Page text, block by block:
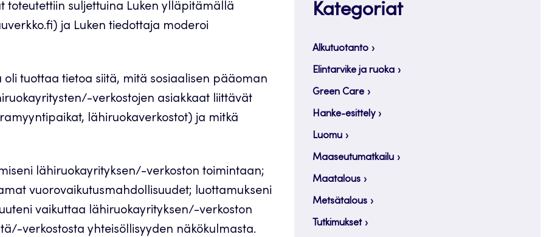
toteutettiin suljettuina Luken ylläpitämällä
ja Luken tiedottaja moderoi
tuottaa tietoa siitä, mitä sosiaalisen pääoman
verkostojen asiakkaat liittävät
lähiruokaverkostot) ja mitkä
lähiruokayrityksen/-verkoston toimintaan;
vuorovaikutusmahdollisuudet; luottamukseni
vaikuttaa lähiruokayrityksen/-verkoston
verkostosta yhteisöllisyyden näkökulmasta.
Kategoriat
Alkutuotanto
Elintarvike ja ruoka
Green Care
Hanke-esittely
Luomu
Maaseutumatkailu
Maatalous
Metsätalous
Tutkimukset